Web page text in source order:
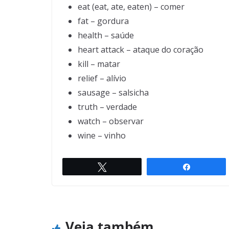
eat (eat, ate, eaten) – comer
fat – gordura
health – saúde
heart attack – ataque do coração
kill – matar
relief – alívio
sausage – salsicha
truth – verdade
watch – observar
wine – vinho